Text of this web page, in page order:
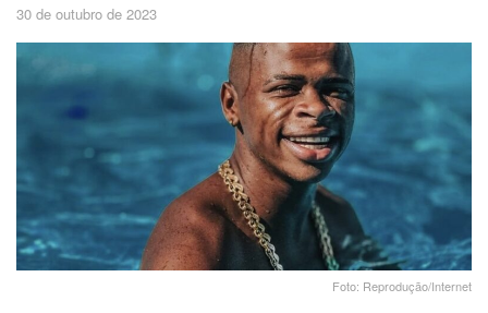
30 de outubro de 2023
Foto: Reprodução/Internet